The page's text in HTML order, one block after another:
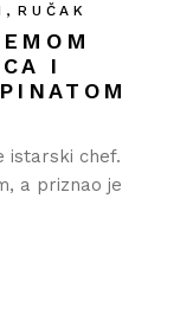
RUČAK
I
istarski chef.
a priznao je